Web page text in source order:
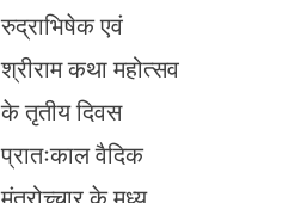
रुद्राभिषेक एवं
श्रीराम कथा महोत्सव
के तृतीय दिवस
प्रातःकाल वैदिक